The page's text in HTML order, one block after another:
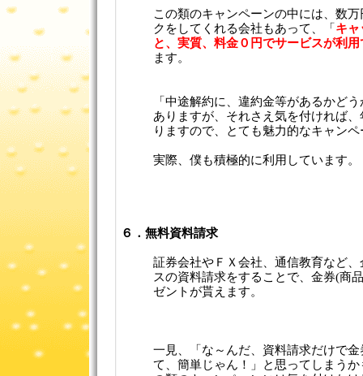
この類のキャンペーンの中には、数
クをしてくれる会社もあって、「 キャ
と、実質、料金０円でサービスが利用
ます。
「中途解約に、違約金等があるかど
ありますが、それさえ気を付ければ
りますので、とても魅力的なキャン
実際、僕も積極的に利用しています。
６．無料資料請求
証券会社やＦＸ会社、通信教育など
スの資料請求をすることで、金券(商
ゼントが貰えます。
一見、「な～んだ、資料請求だけで
て、簡単じゃん！」と思ってしまう